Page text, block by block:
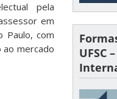
pela
em
Paulo, com
mercado
UFSC